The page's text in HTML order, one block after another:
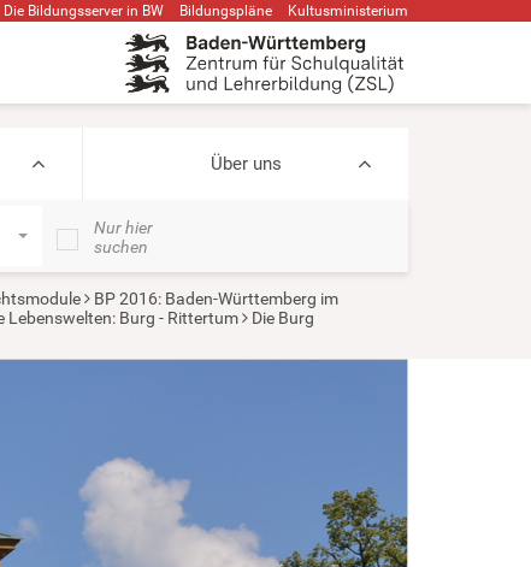
Die Bildungsserver in BW Bildungspläne Kultusministerium
Über uns
Nur hier
suchen
BP 2016: Baden-Württemberg im
Lebenswelten: Burg - Rittertum
Die Burg